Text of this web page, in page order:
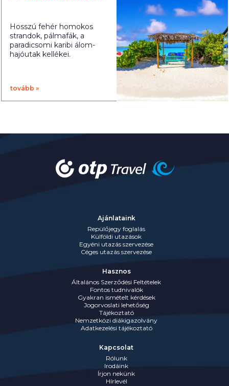
Hosszú fehér homokos
strandok, pálmafák, a
paradicsomi karibi álom-
hajóutak kellékei.
tovább »
Ajánlataink
Repülőjegy foglalás
Külföldi utazások
Egyéni utazás szervezése
Céges utazás szervezése
Hasznos
Általános Szerződési Feltételek
Fontos tudnivalók
Gyakran ismételt kérdések
Jogorvoslati lehetőség
Tájékoztató
Nemzetközi diákigazolvány
Adatkezelési tájékoztató
Kapcsolat
Rólunk
Irodáink
Írjon nekünk
Hírlevél